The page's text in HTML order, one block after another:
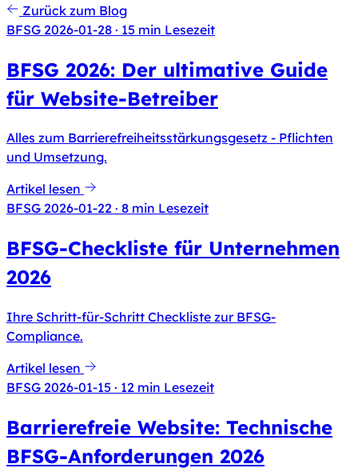
Zurück zum Blog
BFSG 2026-01-28 · 15 min Lesezeit
BFSG 2026: Der ultimative Guide
für Website-Betreiber
Alles zum Barrierefreiheitsstärkungsgesetz - Pflichten
und Umsetzung.
Artikel lesen
BFSG 2026-01-22 · 8 min Lesezeit
BFSG-Checkliste für Unternehmen
2026
Ihre Schritt-für-Schritt Checkliste zur BFSG-
Compliance.
Artikel lesen
BFSG 2026-01-15 · 12 min Lesezeit
Barrierefreie Website: Technische
BFSG-Anforderungen 2026